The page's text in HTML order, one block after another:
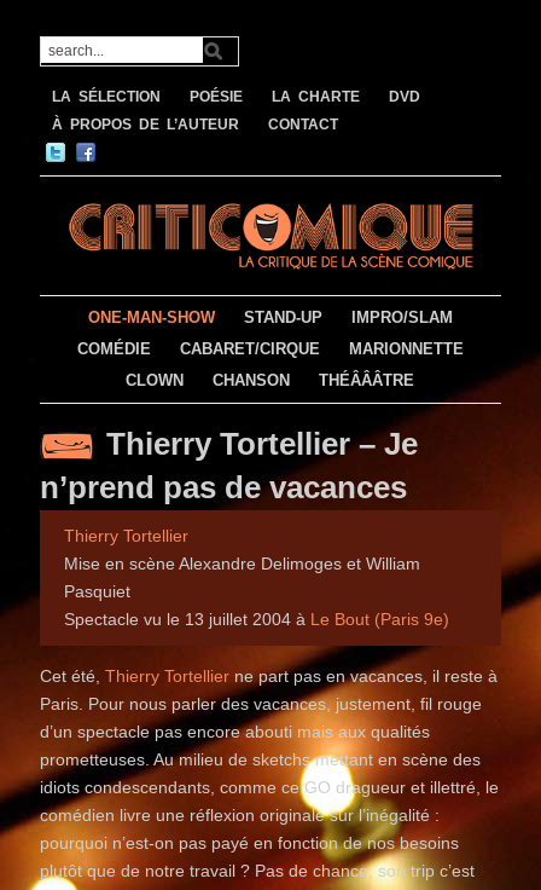
LA SÉLECTION POÉSIE LA CHARTE
DVD
À PROPOS DE L’AUTEUR
CONTACT
ONE-MAN-SHOW STAND-UP
IMPRO/SLAM
COMÉDIE
CABARET/CIRQUE
MARIONNETTE
CLOWN
CHANSON THÉÂÂÂTRE
Thierry Tortellier – Je
n’prend pas de vacances
Thierry Tortellier
Mise en scène Alexandre Delimoges et William
Pasquiet
Spectacle vu le 13 juillet 2004 à Le Bout (Paris 9e)
Cet été,Thierry Tortellier ne part pas en vacances, il reste à
Paris. Pour nous parler des vacances, justement, fil rouge
d’un spectacle pas encore abouti mais aux qualités
prometteuses. Au milieu de sketchs mettant en scène des
idiots condescendants, comme ce GO dragueur et illettré, le
comédien livre une réflexion originale sur l’inégalité :
pourquoi n’est-on pas payé en fonction de nos besoins
plutôt que de notre travail ? Pas de chance, son trip c’est